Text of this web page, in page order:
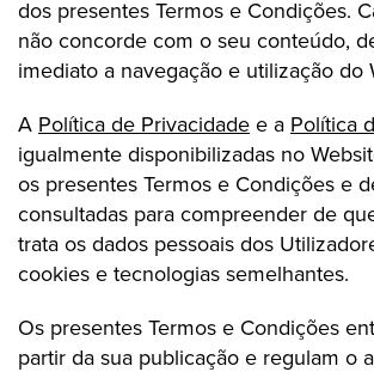
dos presentes Termos e Condições.
não concorde com o seu conteúdo,
imediato a navegação e utilização do
A Política de Privacidade e a Política
igualmente disponibilizadas no
os presentes Termos e Condições e
consultadas para compreender de
trata os dados pessoais dos
cookies e tecnologias semelhantes.
Os presentes Termos e Condições
partir da sua publicação e regulam o